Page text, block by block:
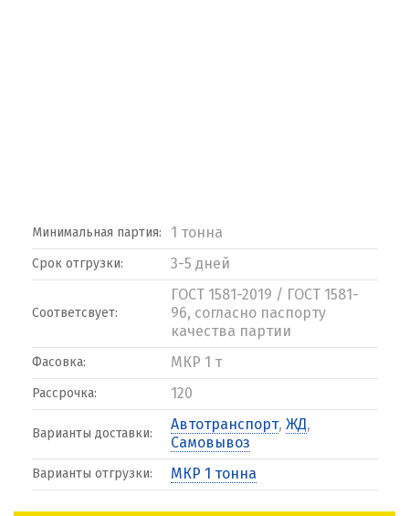
Минимальная партия: 1 тонна
Срок отгрузки: 3-5 дней
Соответсвует:
ГОСТ 1581-2019 / ГОСТ 1581-
96, согласно паспорту
качества партии
Фасовка: МКР 1 т
Рассрочка: 120
Варианты доставки:
Автотранспорт, ЖД,
Самовывоз
Варианты отгрузки: МКР 1 тонна